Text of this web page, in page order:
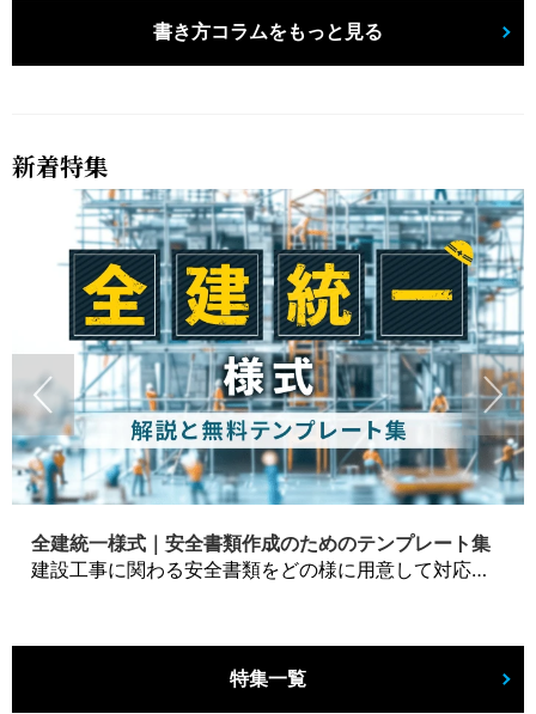
書き方コラムをもっと見る
新着特集
全建統一様式｜安全書類作成のためのテンプレート集
建設工事に関わる安全書類をどの様に用意して対応するか？関連書式テンプレートから書き方の注意点などの役立つコラムをbizoceanがお届けします。
特集一覧